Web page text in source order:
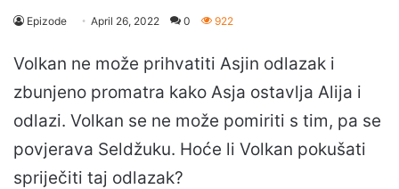
Epizode April 26, 2022 0 922
Volkan ne može prihvatiti Asjin odlazak i
zbunjeno promatra kako Asja ostavlja Alija i
odlazi. Volkan se ne može pomiriti s tim, pa se
povjerava Seldžuku. Hoće li Volkan pokušati
spriječiti taj odlazak?